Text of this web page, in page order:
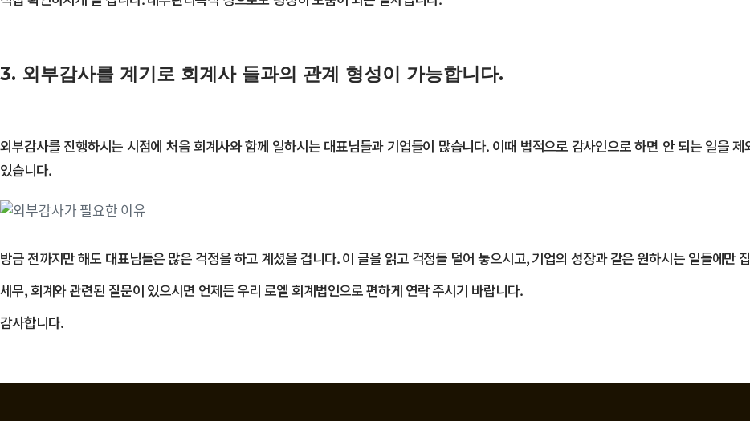
3. 외부감사를 계기로 회계사 들과의 관계 형성이 가능합니다.
외부감사를 진행하시는 시점에 처음 회계사와 함께 일하시는 대표님들과 기업들이 많습니다. 이때 법적으로 감사인으로 하면 안 되는 일을
있습니다.
방금 전까지만 해도 대표님들은 많은 걱정을 하고 계셨을 겁니다. 이 글을 읽고 걱정들 덜어 놓으시고, 기업의 성장과 같은 원하시는 일들에만
세무, 회계와 관련된 질문이 있으시면 언제든 우리 로엘 회계법인으로 편하게 연락 주시기 바랍니다.
감사합니다.